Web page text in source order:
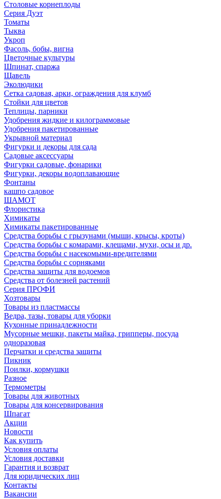
Столовые корнеплоды
Серия Дуэт
Томаты
Тыква
Укроп
Фасоль, бобы, вигна
Цветочные культуры
Шпинат, спаржа
Щавель
Эколюдики
Сетка садовая, арки, ограждения для клумб
Стойки для цветов
Теплицы, парники
Удобрения жидкие и килограммовые
Удобрения пакетированные
Укрывной материал
Фигурки и декоры для сада
Садовые аксессуары
Фигурки садовые, фонарики
Фигурки, декоры водоплавающие
Фонтаны
кашпо садовое
ШАМОТ
Флористика
Химикаты
Химикаты пакетированные
Средства борьбы с грызунами (мыши, крысы, кроты)
Средства борьбы с комарами, клещами, мухи, осы и др.
Средства борьбы с насекомыми-вредителями
Средства борьбы с сорняками
Средства защиты для водоемов
Средства от болезней растений
Серия ПРОФИ
Хозтовары
Товары из пластмассы
Ведра, тазы, товары для уборки
Кухонные принадлежности
Мусорные мешки, пакеты майка, грипперы, посуда
одноразовая
Перчатки и средства защиты
Пикник
Поилки, кормушки
Разное
Термометры
Товары для животных
Товары для консервирования
Шпагат
Акции
Новости
Как купить
Условия оплаты
Условия доставки
Гарантия и возврат
Для юридических лиц
Контакты
Вакансии